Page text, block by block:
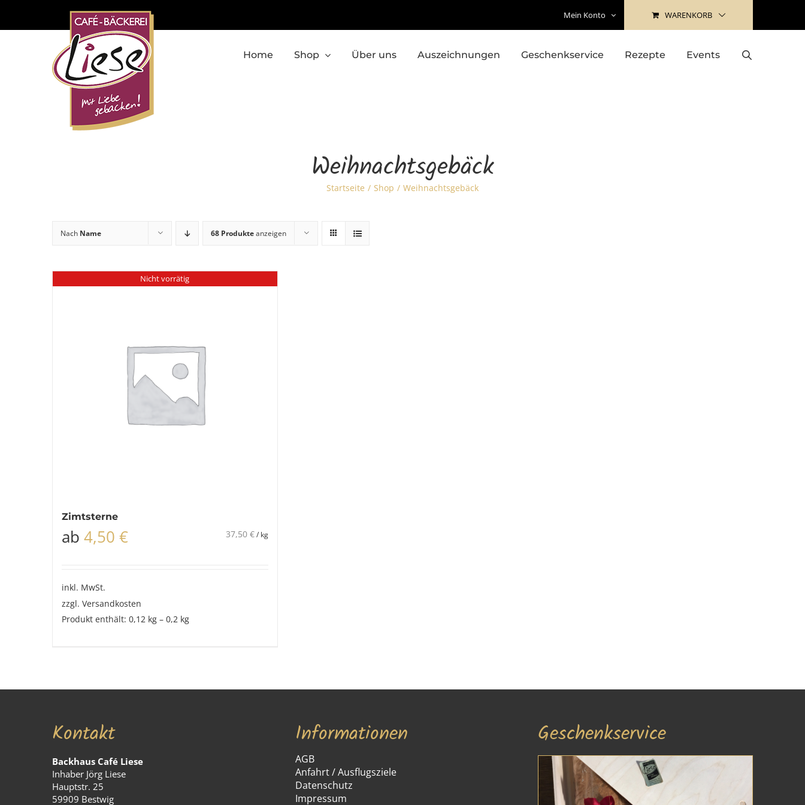
content
Mein Konto WARENKORB
Home Shop Über uns Auszeichnungen Geschenkservice Rezepte Events
Weihnachtsgebäck
Startseite Shop Weihnachtsgebäck
Nach Name 68 Produkteanzeigen
Nicht vorrätig
Zimtsterne
ab 4,50 € 37,50 €/ kg
inkl. MwSt.
zzgl. Versandkosten
Produkt enthält: 0,12 kg – 0,2 kg
Kontakt
Backhaus Café Liese
Inhaber Jörg Liese
Hauptstr. 25
59909 Bestwig
Informationen
AGB
Anfahrt / Ausflugsziele
Datenschutz
Impressum
Geschenkservice